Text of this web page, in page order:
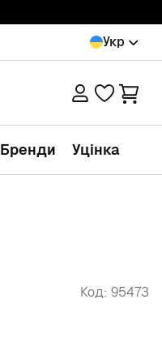
Укр
Бренди Уцінка
Код: 95473